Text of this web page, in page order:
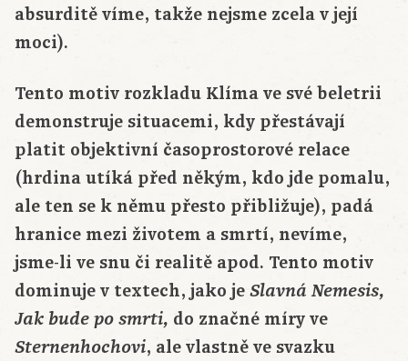
absurditě víme, takže nejsme zcela v její
moci).
Tento motiv rozkladu Klíma ve své beletrii
demonstruje situacemi, kdy přestávají
platit objektivní časoprostorové relace
(hrdina utíká před někým, kdo jde pomalu,
ale ten se k němu přesto přibližuje), padá
hranice mezi životem a smrtí, nevíme,
jsme-li ve snu či realitě apod. Tento motiv
dominuje v textech, jako je Slavná Nemesis,
Jak bude po smrti, do značné míry ve
Sternenhochovi, ale vlastně ve svazku